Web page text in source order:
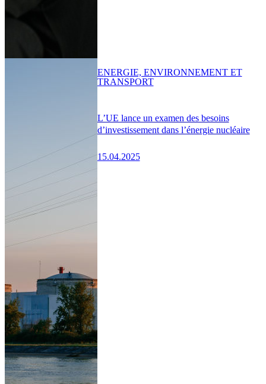
L’UE lance un examen des besoins
d’investissement dans l’énergie nucléaire
15.04.2025
ENERGIE, ENVIRONNEMENT ET
TRANSPORT